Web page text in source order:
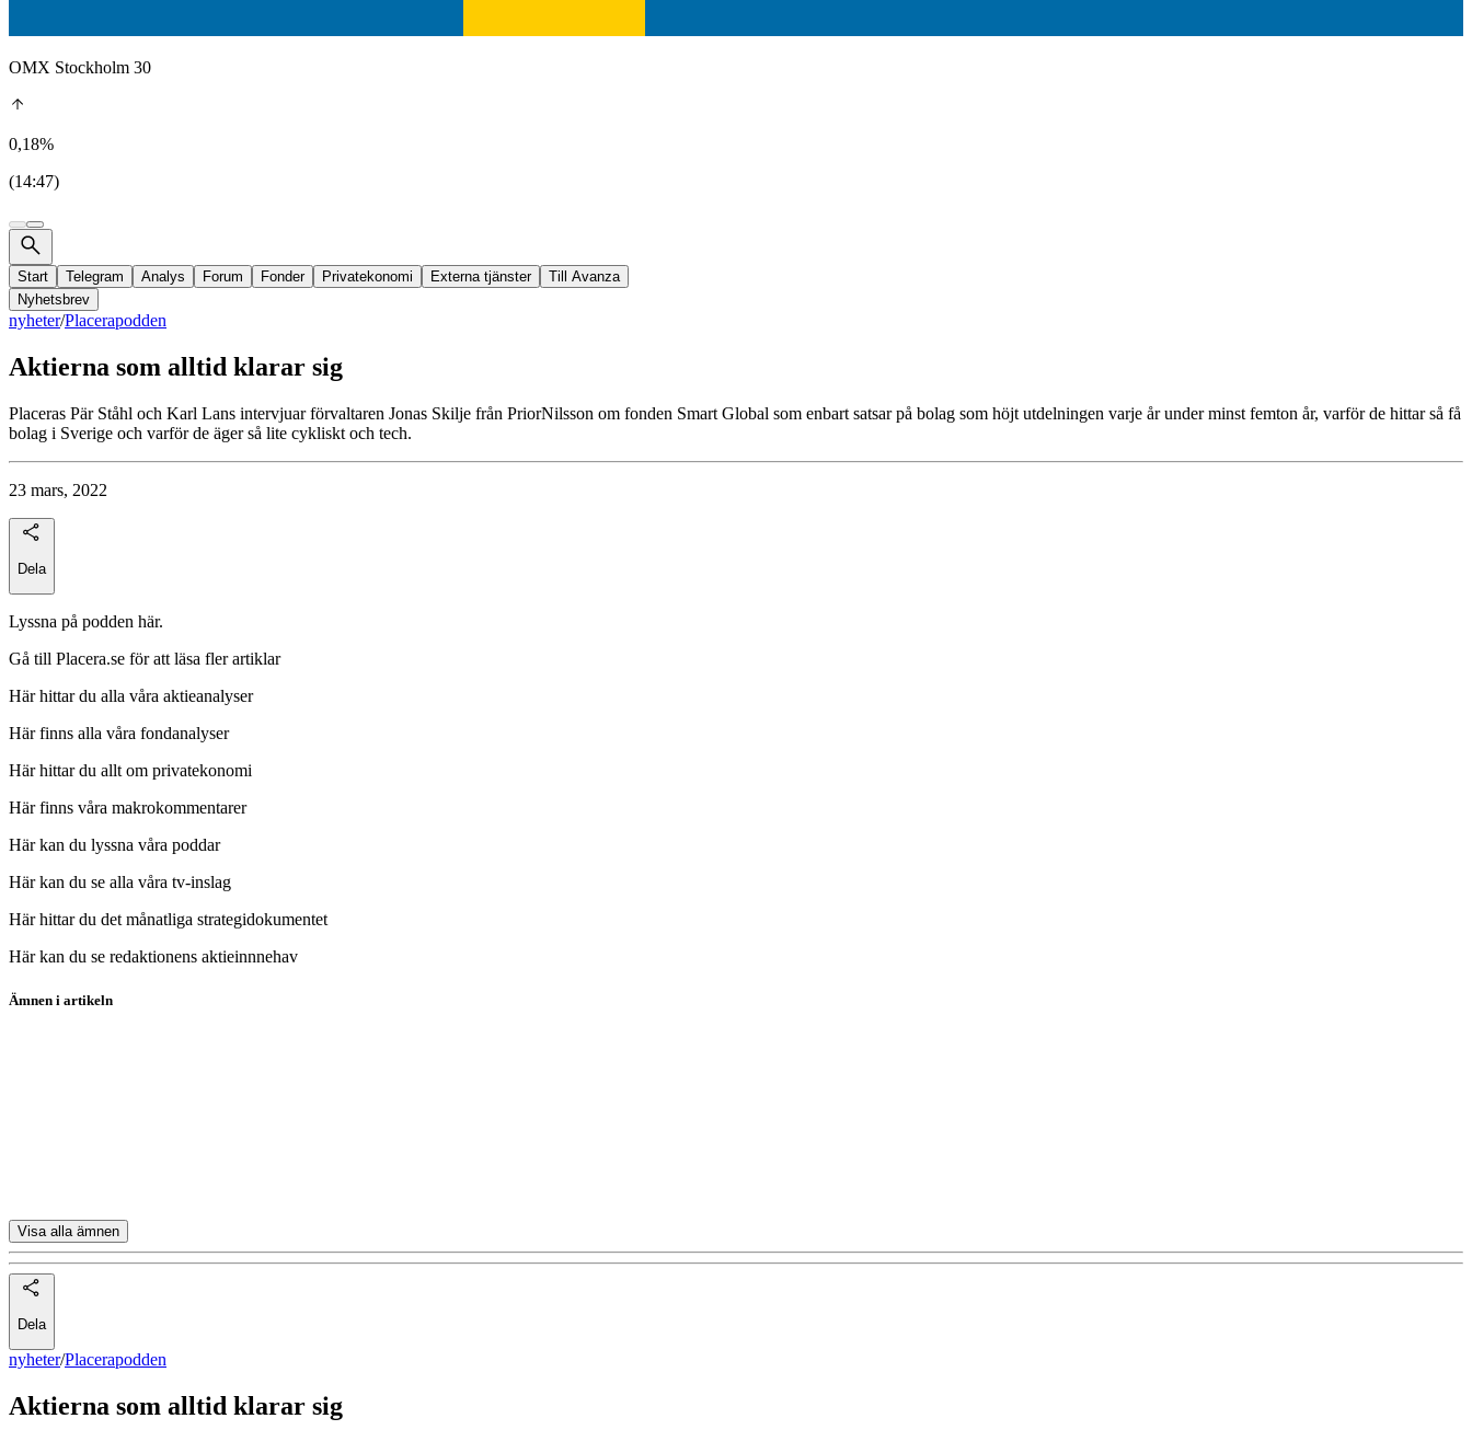
OMX Stockholm 30
0,18%
(14:47)
Start Telegram Analys Forum Fonder Privatekonomi Externa tjänster
Till Avanza
Nyhetsbrev
nyheter/Placerapodden
Aktierna som alltid klarar sig
Placeras Pär Ståhl och Karl Lans intervjuar förvaltaren Jonas Skilje från PriorNilsson om fonden Smart Global som enbart satsar på bolag som höjt utdelningen varje år under minst femton år, varför de hittar så få
bolag i Sverige och varför de äger så lite cykliskt och tech.
23 mars, 2022
Dela
Lyssna på podden här.
Gå till Placera.se för att läsa fler artiklar
Här hittar du alla våra aktieanalyser
Här finns alla våra fondanalyser
Här hittar du allt om privatekonomi
Här finns våra makrokommentarer
Här kan du lyssna våra poddar
Här kan du se alla våra tv-inslag
Här hittar du det månatliga strategidokumentet
Här kan du se redaktionens aktieinnnehav
Ämnen i artikeln
Visa alla ämnen
Dela
nyheter/Placerapodden
Aktierna som alltid klarar sig